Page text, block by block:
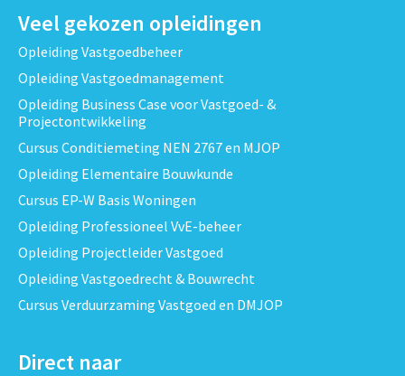
Veel gekozen opleidingen
Opleiding Vastgoedbeheer
Opleiding Vastgoedmanagement
Opleiding Business Case voor Vastgoed- &
Projectontwikkeling
Cursus Conditiemeting NEN 2767 en MJOP
Opleiding Elementaire Bouwkunde
Cursus EP-W Basis Woningen
Opleiding Professioneel VvE-beheer
Opleiding Projectleider Vastgoed
Opleiding Vastgoedrecht & Bouwrecht
Cursus Verduurzaming Vastgoed en DMJOP
Direct naar